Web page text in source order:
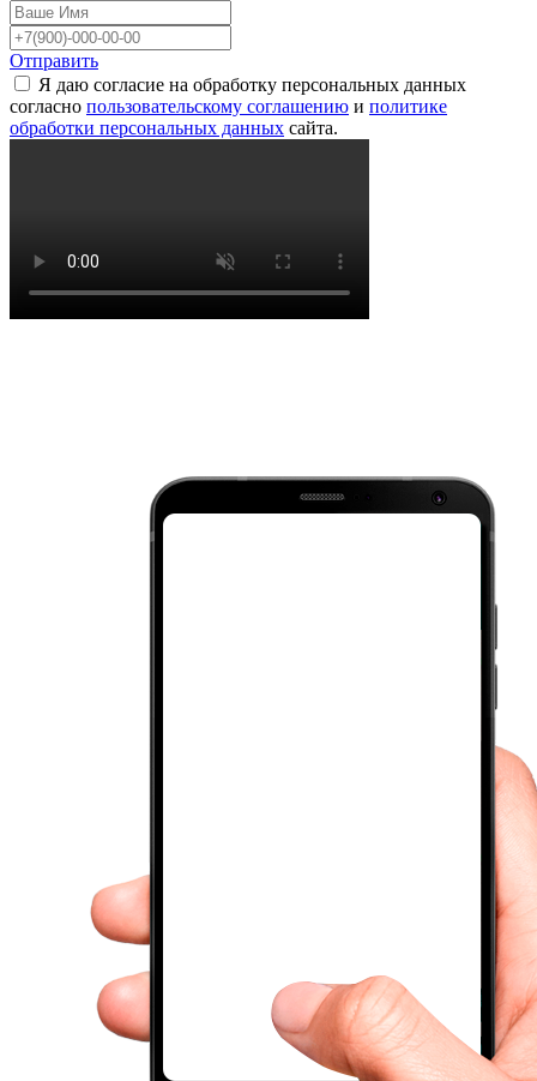
Отправить
Я даю согласие на обработку персональных данных
согласно пользовательскому соглашению и политике
обработки персональных данных сайта.